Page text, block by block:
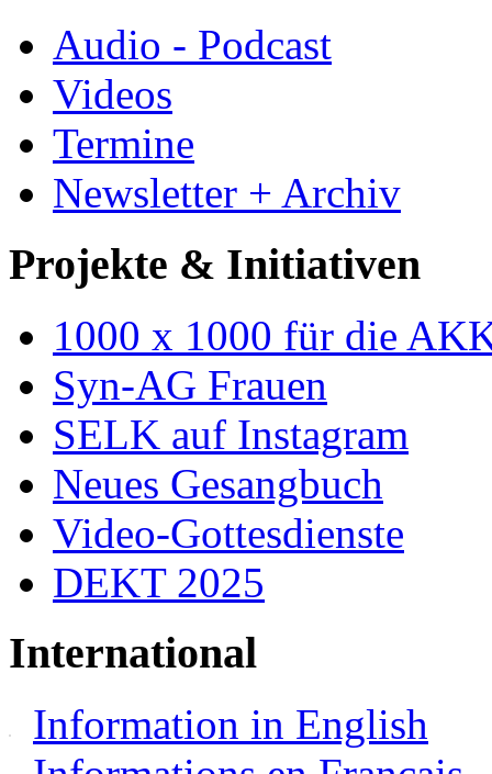
Audio - Podcast
Videos
Termine
Newsletter + Archiv
Projekte & Initiativen
1000 x 1000 für die
Syn-AG Frauen
SELK auf Instagram
Neues Gesangbuch
Video-Gottesdienste
DEKT 2025
International
Information in English